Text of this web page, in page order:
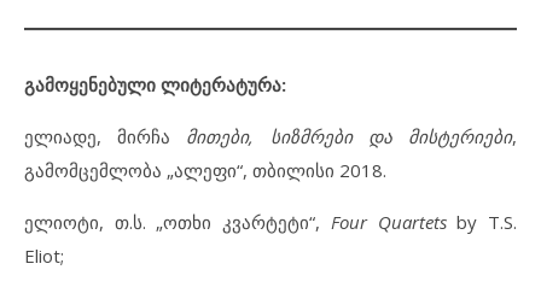
გამოყენებული ლიტერატურა:
ელიადე, მირჩა მითები, სიზმრები და მისტერიები,
გამომცემლობა „ალეფი“, თბილისი 2018.
ელიოტი, თ.ს. „ოთხი კვარტეტი“, Four Quartetsby T.S.
Eliot;